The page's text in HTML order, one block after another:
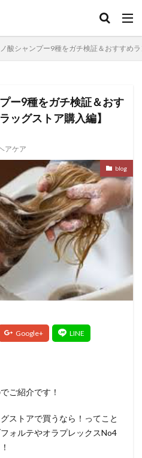
酸シャンプー9種をガチ検証＆おすすめ
ー9種をガチ検証＆おす
ッグストア購入編】
アケア
blog
ご紹介です！
ストアで買うなら！ってこと
ォルテやオラプレックスNo4
お客様コラボ
ナカラー
オイルカラー
シャンプー
ー ツヤ髪
ドライヤー
ヘアアレンジ
ヘアケア
使ってみた！
品